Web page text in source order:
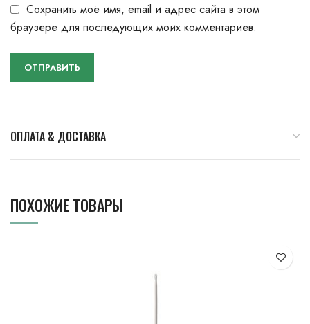
Сохранить моё имя, email и адрес сайта в этом
браузере для последующих моих комментариев.
ОПЛАТА & ДОСТАВКА
ПОХОЖИЕ ТОВАРЫ